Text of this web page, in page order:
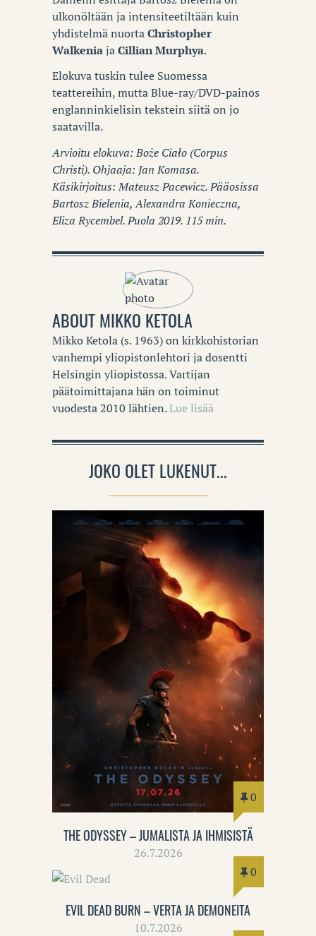
ulkonöltään ja intensiteetiltään kuin
yhdistelmä nuortaChristopher
WalkeniajaCillian Murphya.
Elokuva tuskin tulee Suomessa
teattereihin, mutta Blue-ray/DVD-painos
englanninkielisin tekstein siitä on jo
saatavilla.
Arvioitu elokuva: Boże Ciało (Corpus
Christi). Ohjaaja: Jan Komasa.
Käsikirjoitus: Mateusz Pacewicz. Pääosissa
Bartosz Bielenia, Alexandra Konieczna,
Eliza Rycembel. Puola 2019. 115 min.
ABOUTMIKKO KETOLA
Mikko Ketola (s. 1963) on kirkkohistorian
vanhempi yliopistonlehtori ja dosentti
Helsingin yliopistossa. Vartijan
päätoimittajana hän on toiminut
vuodesta 2010 lähtien.Lue lisää
JOKO OLET LUKENUT...
0
THE ODYSSEY – JUMALISTA JA IHMISISTÄ
26.7.2026
0
EVIL DEAD BURN – VERTA JA DEMONEITA
10.7.2026